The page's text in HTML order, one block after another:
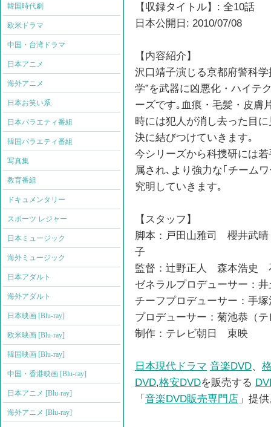
韓国時代劇
欧米ドラマ
中国・台湾ドラマ
日本アニメ
海外アニメ
日本お笑い系
日本バラエティ番組
韓国バラエティ番組
写真集
教育番組
ドキュメンタリー
スポーツ レジャー
日本ミュージック
海外ミュージック
日本アダルト
海外アダルト
日本映画 [Blu-ray]
欧米映画 [Blu-ray]
韓国映画 [Blu-ray]
中国・香港映画 [Blu-ray]
日本アニメ [Blu-ray]
海外アニメ [Blu-ray]
【収録タイトル】: 全10話
日本公開日: 2010/07/08
【内容紹介】
沢口靖子演じる京都府警科
学”を武器に凶悪化・ハイテ
ーズです｡血痕・毛髪・皮
時には犯人が消し去った目
決に結びつけていきます｡
今シリーズから科捜研には
属され､より強力な｢チーム
究明していきます｡
【スタッフ】
脚本：戸田山雅司 櫻井
子
監督：辻野正人 森本浩
ゼネラルプロデューサー：
チーフプロデューサー：手
プロデューサー：菊池恭（
制作：テレビ朝日 東映
日本現代ドラマ 音楽DVD、
DVD,格安DVDを販売する
「 音楽DVD販売専門店 」提